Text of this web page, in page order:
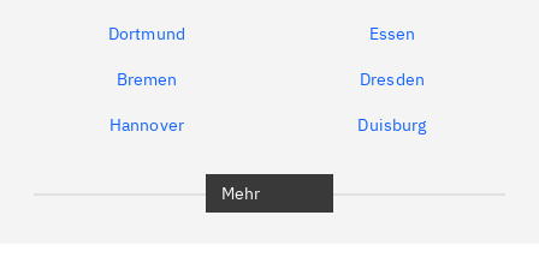
Dortmund Essen
Bremen Dresden
Hannover Duisburg
Mehr